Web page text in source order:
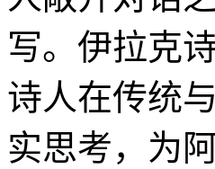
写。伊拉克
诗人在传统
实思考，为